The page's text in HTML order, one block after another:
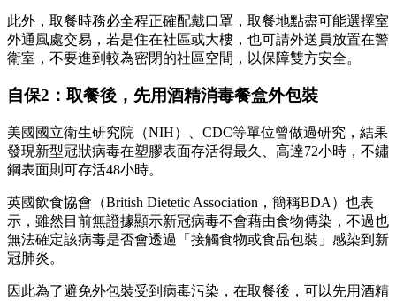
此外，取餐時務必全程正確配戴口罩，取餐地點盡可能選擇室
外通風處交易，若是住在社區或大樓，也可請外送員放置在警
衛室，不要進到較為密閉的社區空間，以保障雙方安全。
自保2：取餐後，先用酒精消毒餐盒外包裝
美國國立衛生研究院（NIH）、CDC等單位曾做過研究，結果
發現新型冠狀病毒在塑膠表面存活得最久、高達72小時，不鏽
鋼表面則可存活48小時。
英國飲食協會（British Dietetic Association，簡稱BDA）也表
示，雖然目前無證據顯示新冠病毒不會藉由食物傳染，不過也
無法確定該病毒是否會透過「接觸食物或食品包裝」感染到新
冠肺炎。
因此為了避免外包裝受到病毒污染，在取餐後，可以先用酒精